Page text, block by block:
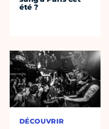
été ?
DÉCOUVRIR